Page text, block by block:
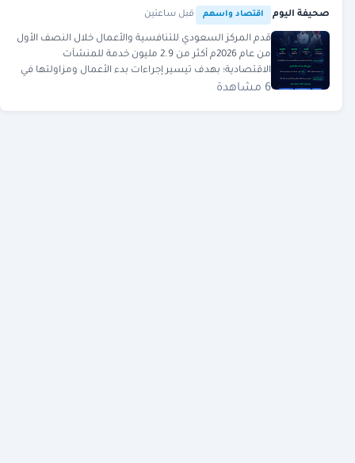
صحيفة اليوم اقتصاد واسهم قبل ساعتين
قدم المركز السعودي للتنافسية والأعمال خلال النصف الأول
من عام 2026م أكثر من 2.9 مليون خدمة للمنشآت
الاقتصادية؛ بهدف تيسير إجراءات بدء الأعمال ومزاولتها في
الممل
6 مشاهدة